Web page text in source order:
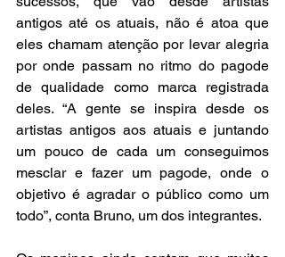
antigos até os atuais, não é atoa que
eles chamam atenção por levar alegria
por onde passam no ritmo do pagode
de qualidade como marca registrada
deles. “A gente se inspira desde os
artistas antigos aos atuais e juntando
um pouco de cada um conseguimos
mesclar e fazer um pagode, onde o
objetivo é agradar o público como um
todo”, conta Bruno, um dos integrantes.